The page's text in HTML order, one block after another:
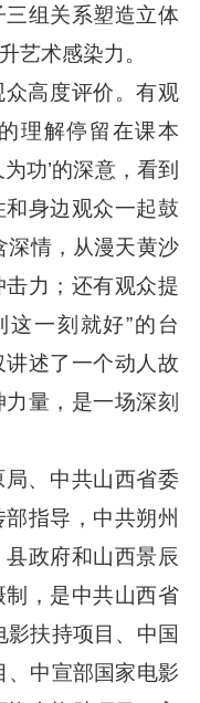
组关系塑造立体
艺术感染力。
高度评价。有观
理解停留在课本
功’的深意，看到
身边观众一起鼓
深情，从漫天黄沙
力；还有观众提
一刻就好”的台
述了一个动人故
量，是一场深刻
、中共山西省委
指导，中共朔州
政府和山西景辰
，是中共山西省
扶持项目、中国
中宣部国家电影